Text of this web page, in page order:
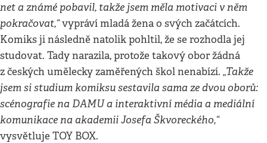
net a známé pobavil, takže jsem měla motivaci v něm
pokračovat,“vypráví mladá žena o svých začátcích.
Komiks ji následně natolik pohltil, že se rozhodla jej
studovat. Tady narazila, protože takový obor žádná
z českých umělecky zaměřených škol nenabízí. „Takže
jsem si studium komiksu sestavila sama ze dvou oborů:
scénografie na DAMU a interaktivní média a mediální
komunikace na akademii Josefa Škvoreckého,“
vysvětluje TOY BOX.